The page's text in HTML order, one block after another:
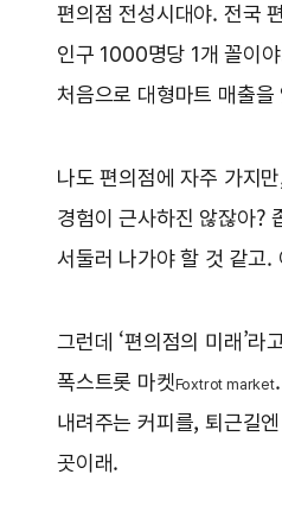
편의점 전성시대야. 전국
인구 1000명당 1개 꼴이
처음으로 대형마트 매출을
나도 편의점에 자주 가지
경험이 근사하진 않잖아?
서둘러 나가야 할 것 같고.
그런데 ‘편의점의 미래’라
폭스트롯 마켓Foxtrot market
내려주는 커피를, 퇴근길
곳이래.